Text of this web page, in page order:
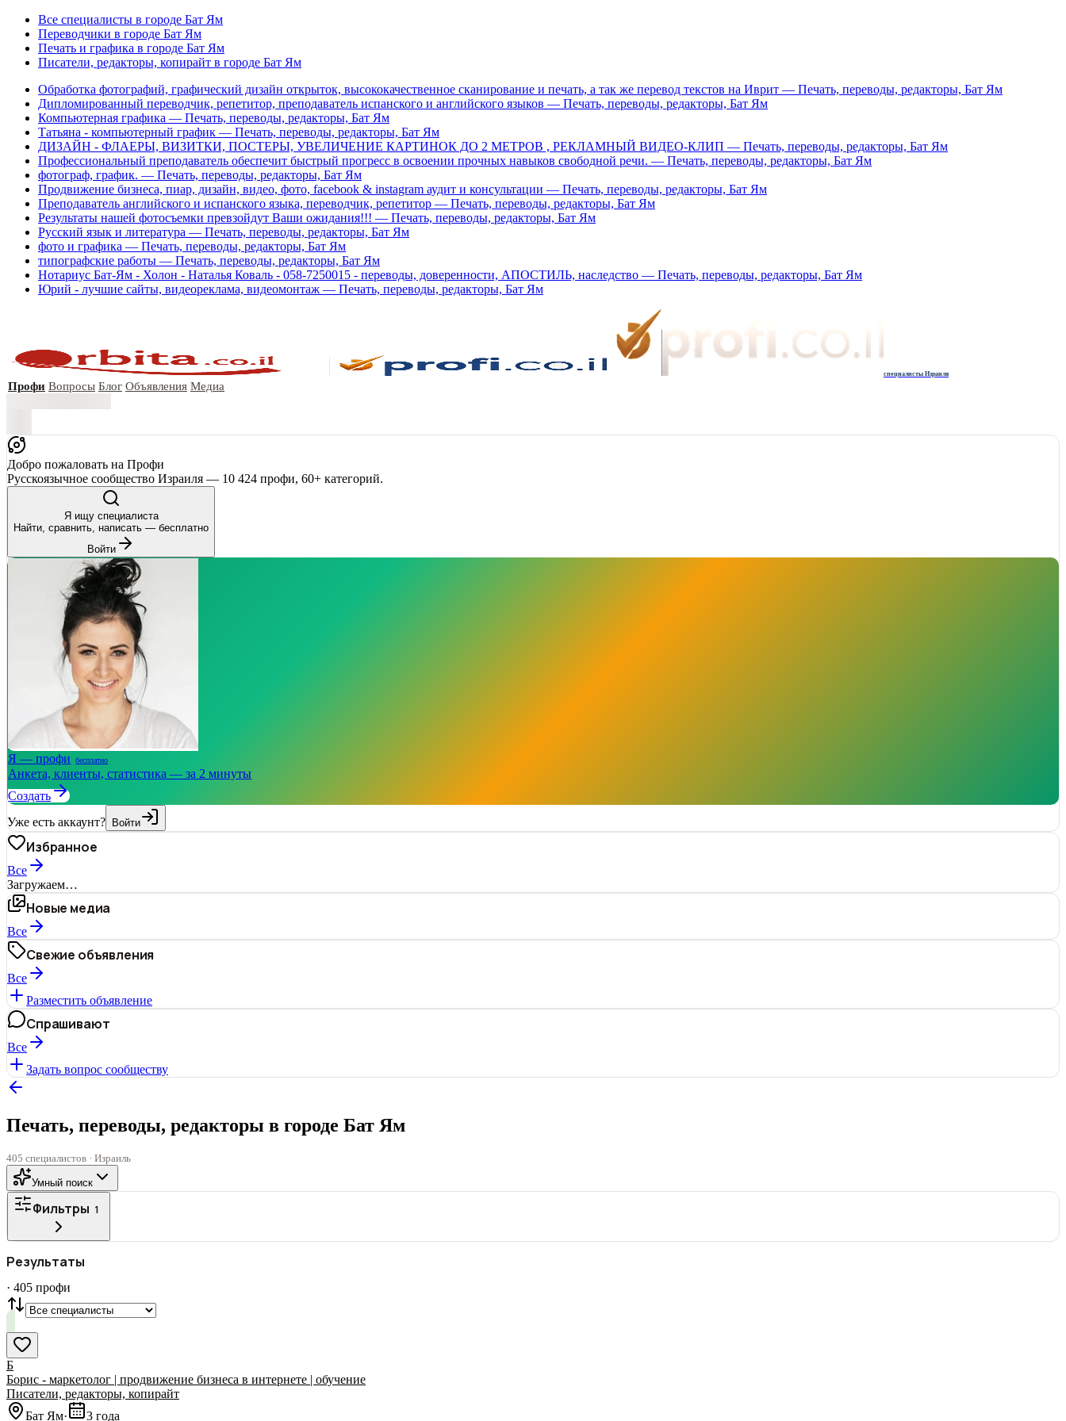
Все специалисты в городе Бат Ям
Переводчики в городе Бат Ям
Печать и графика в городе Бат Ям
Писатели, редакторы, копирайт в городе Бат Ям
Обработка фотографий, графический дизайн открыток, высококачественное сканирование и печать, а так же перевод текстов на Иврит — Печать, переводы, редакторы, Бат Ям
Дипломированный переводчик, репетитор, преподаватель испанского и английского языков — Печать, переводы, редакторы, Бат Ям
Компьютерная графика — Печать, переводы, редакторы, Бат Ям
Татьяна - компьютерный график — Печать, переводы, редакторы, Бат Ям
ДИЗАЙН - ФЛАЕРЫ, ВИЗИТКИ, ПОСТЕРЫ, УВЕЛИЧЕНИЕ КАРТИНОК ДО 2 МЕТРОВ , РЕКЛАМНЫЙ ВИДЕО-КЛИП — Печать, переводы, редакторы, Бат Ям
Профессиональный преподаватель обеспечит быстрый прогресс в освоении прочных навыков свободной речи. — Печать, переводы, редакторы, Бат Ям
фотограф, график. — Печать, переводы, редакторы, Бат Ям
Продвижение бизнеса, пиар, дизайн, видео, фото, facebook & instagram аудит и консультации — Печать, переводы, редакторы, Бат Ям
Преподаватель английского и испанского языка, переводчик, репетитор — Печать, переводы, редакторы, Бат Ям
Результаты нашей фотосъемки превзойдут Ваши ожидания!!! — Печать, переводы, редакторы, Бат Ям
Русский язык и литература — Печать, переводы, редакторы, Бат Ям
фото и графика — Печать, переводы, редакторы, Бат Ям
типографские работы — Печать, переводы, редакторы, Бат Ям
Нотариус Бат-Ям - Холон - Наталья Коваль - 058-7250015 - переводы, доверенности, АПОСТИЛЬ, наследство — Печать, переводы, редакторы, Бат Ям
Юрий - лучшие сайты, видеореклама, видеомонтаж — Печать, переводы, редакторы, Бат Ям
специалисты Израиля
Профи Вопросы Блог Объявления Медиа
Добро пожаловать на Профи
Русскоязычное сообщество Израиля — 10 424 профи, 60+ категорий.
Я ищу специалиста
Найти, сравнить, написать — бесплатно
Войти
Я — профи бесплатно
Анкета, клиенты, статистика — за 2 минуты
Создать
Уже есть аккаунт? Войти
Избранное
Все
Загружаем…
Новые медиа
Все
Свежие объявления
Все
Разместить объявление
Спрашивают
Все
Задать вопрос сообществу
Печать, переводы, редакторы в городе Бат Ям
405 специалистов · Израиль
Умный поиск
Фильтры 1
СТАТУС
Нашли 405
Сбросить
Результаты
· 405 профи
Б
Борис - маркетолог | продвижение бизнеса в интернете | обучение
Писатели, редакторы, копирайт
Бат Ям·
3 года